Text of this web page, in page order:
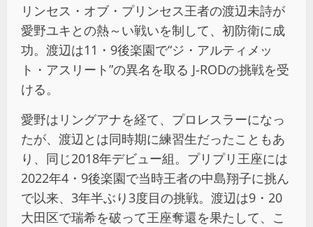
リンセス・オブ・プリンセス王者の渡辺未詩が
愛野ユキとの熱～い戦いを制して、初防衛に成
功。渡辺は11・9後楽園で“ジ・アルティメッ
ト・アスリート”の異名を取る J-RODの挑戦を受
ける。
愛野はリングアナを経て、プロレスラーになっ
たが、渡辺とは同時期に練習生だったこともあ
り、同じ2018年デビュー組。プリプリ王座には
2022年4・9後楽園で当時王者の中島翔子に挑ん
で以来、3年半ぶり3度目の挑戦。渡辺は9・20
大田区で瑞希を破って王座奪還を果たして、こ